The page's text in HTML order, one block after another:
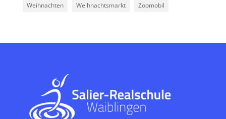
Weihnachten
Weihnachtsmarkt Zoomobil